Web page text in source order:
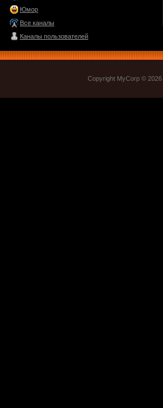
Юмор
Все каналы
Каналы пользователей
Copyright MyCorp © 2026